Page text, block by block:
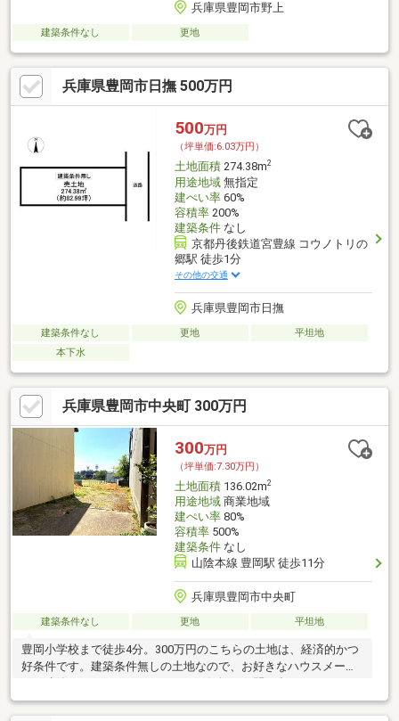
兵庫県豊岡市野上
建築条件なし 更地
兵庫県豊岡市日撫 500万円
500万円
（坪単価:6.03万円）
土地面積274.38m2
用途地域無指定
建ぺい率60%
容積率200%
建築条件なし
京都丹後鉄道宮豊線 コウノトリの
郷駅 徒歩1分
その他の交通
兵庫県豊岡市日撫
建築条件なし 更地
平坦地
本下水
兵庫県豊岡市中央町 300万円
300万円
（坪単価:7.30万円）
土地面積136.02m2
用途地域商業地域
建ぺい率80%
容積率500%
建築条件なし
山陰本線 豊岡駅 徒歩11分
兵庫県豊岡市中央町
建築条件なし 更地 平坦地
豊岡小学校まで徒歩4分。300万円のこちらの土地は、経済的かつ
好条件です。建築条件無しの土地なので、お好きなハウスメーカ
い。